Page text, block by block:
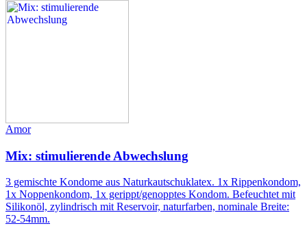
Amor
Mix: stimulierende Abwechslung
3 gemischte Kondome aus Naturkautschuklatex. 1x Rippenkondom,
1x Noppenkondom, 1x gerippt/genopptes Kondom. Befeuchtet mit
Silikonöl, zylindrisch mit Reservoir, naturfarben, nominale Breite:
52-54mm.